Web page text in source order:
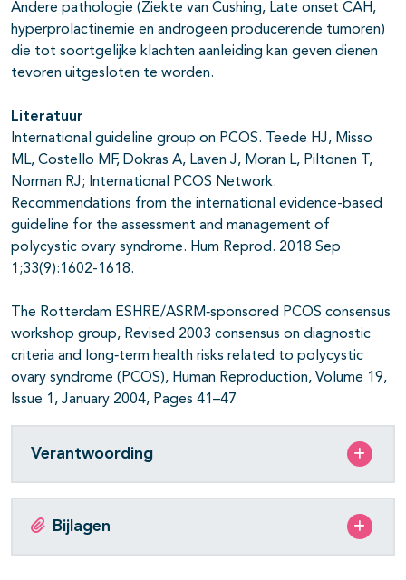
Andere pathologie (Ziekte van Cushing, Late onset CAH,
hyperprolactinemie en androgeen producerende tumoren)
die tot soortgelijke klachten aanleiding kan geven dienen
tevoren uitgesloten te worden.
Literatuur
International guideline group on PCOS. Teede HJ, Misso
ML, Costello MF, Dokras A, Laven J, Moran L, Piltonen T,
Norman RJ; International PCOS Network.
Recommendations from the international evidence-based
guideline for the assessment and management of
polycystic ovary syndrome. Hum Reprod. 2018 Sep
1;33(9):1602-1618.
The Rotterdam ESHRE/ASRM‐sponsored PCOS consensus
workshop group, Revised 2003 consensus on diagnostic
criteria and long‐term health risks related to polycystic
ovary syndrome (PCOS), Human Reproduction, Volume 19,
Issue 1, January 2004, Pages 41–47
Verantwoording
Bijlagen